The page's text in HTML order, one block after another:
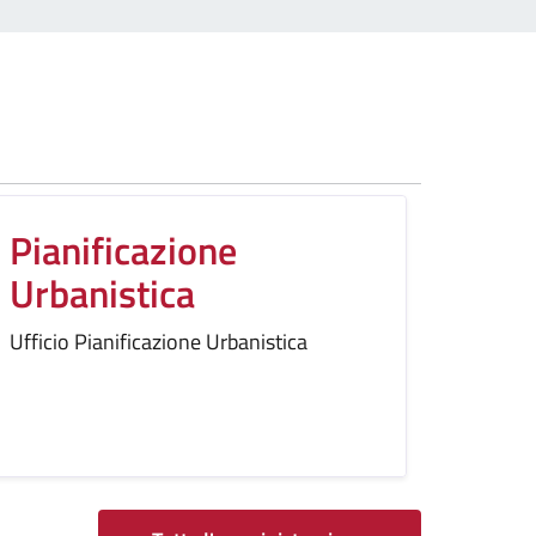
Pianificazione
Urbanistica
Ufficio Pianificazione Urbanistica